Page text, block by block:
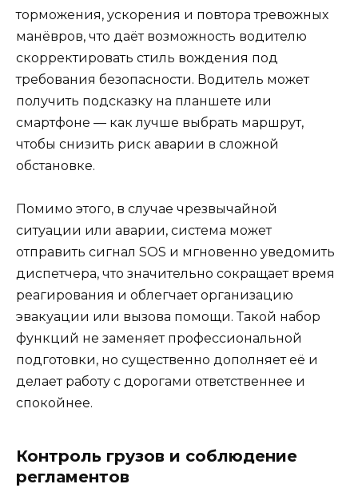
торможения, ускорения и повтора тревожных
манёвров, что даёт возможность водителю
скорректировать стиль вождения под
требования безопасности. Водитель может
получить подсказку на планшете или
смартфоне — как лучше выбрать маршрут,
чтобы снизить риск аварии в сложной
обстановке.
Помимо этого, в случае чрезвычайной
ситуации или аварии, система может
отправить сигнал SOS и мгновенно уведомить
диспетчера, что значительно сокращает время
реагирования и облегчает организацию
эвакуации или вызова помощи. Такой набор
функций не заменяет профессиональной
подготовки, но существенно дополняет её и
делает работу с дорогами ответственнее и
спокойнее.
Контроль грузов и соблюдение
регламентов